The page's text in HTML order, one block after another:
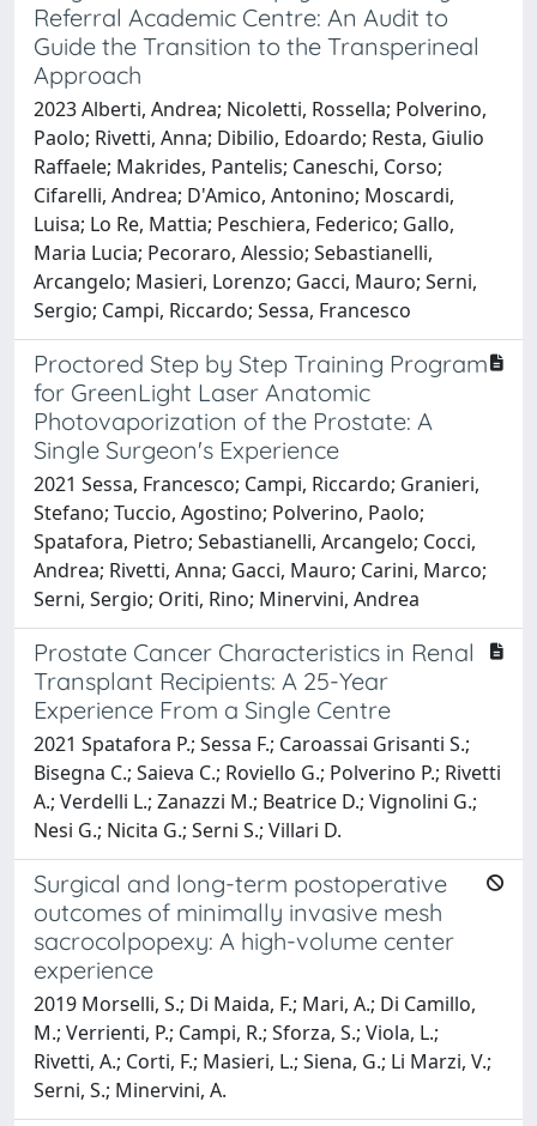
Referral Academic Centre: An Audit to
Guide the Transition to the Transperineal
Approach
2023 Alberti, Andrea; Nicoletti, Rossella; Polverino,
Paolo; Rivetti, Anna; Dibilio, Edoardo; Resta, Giulio
Raffaele; Makrides, Pantelis; Caneschi, Corso;
Cifarelli, Andrea; D'Amico, Antonino; Moscardi,
Luisa; Lo Re, Mattia; Peschiera, Federico; Gallo,
Maria Lucia; Pecoraro, Alessio; Sebastianelli,
Arcangelo; Masieri, Lorenzo; Gacci, Mauro; Serni,
Sergio; Campi, Riccardo; Sessa, Francesco
Proctored Step by Step Training Program
for GreenLight Laser Anatomic
Photovaporization of the Prostate: A
Single Surgeon's Experience
2021 Sessa, Francesco; Campi, Riccardo; Granieri,
Stefano; Tuccio, Agostino; Polverino, Paolo;
Spatafora, Pietro; Sebastianelli, Arcangelo; Cocci,
Andrea; Rivetti, Anna; Gacci, Mauro; Carini, Marco;
Serni, Sergio; Oriti, Rino; Minervini, Andrea
Prostate Cancer Characteristics in Renal
Transplant Recipients: A 25-Year
Experience From a Single Centre
2021 Spatafora P.; Sessa F.; Caroassai Grisanti S.;
Bisegna C.; Saieva C.; Roviello G.; Polverino P.; Rivetti
A.; Verdelli L.; Zanazzi M.; Beatrice D.; Vignolini G.;
Nesi G.; Nicita G.; Serni S.; Villari D.
Surgical and long-term postoperative
outcomes of minimally invasive mesh
sacrocolpopexy: A high-volume center
experience
2019 Morselli, S.; Di Maida, F.; Mari, A.; Di Camillo,
M.; Verrienti, P.; Campi, R.; Sforza, S.; Viola, L.;
Rivetti, A.; Corti, F.; Masieri, L.; Siena, G.; Li Marzi, V.;
Serni, S.; Minervini, A.